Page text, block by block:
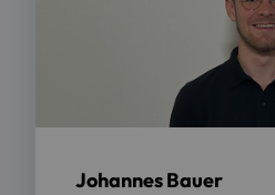
Johannes Bauer